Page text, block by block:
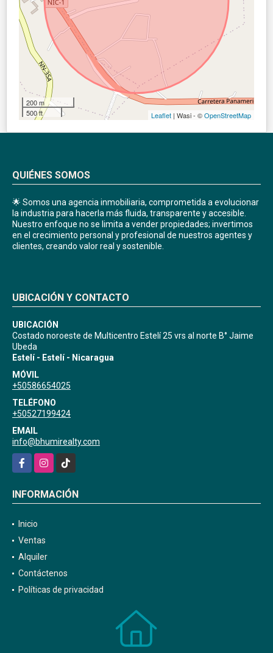
200 m
500 ft
Leaflet | Wasi - ©OpenStreetMap
QUIÉNES SOMOS
🌟 Somos una agencia inmobiliaria, comprometida a evolucionar
la industria para hacerla más fluida, transparente y accesible.
Nuestro enfoque no se limita a vender propiedades; invertimos
en el crecimiento personal y profesional de nuestros agentes y
clientes, creando valor real y sostenible.
UBICACIÓN Y CONTACTO
UBICACIÓN
Costado noroeste de Multicentro Estelí 25 vrs al norte B° Jaime
Ubeda
Estelí - Estelí - Nicaragua
MÓVIL
+50586654025
TELÉFONO
+50527199424
EMAIL
info@bhumirealty.com
FacebookInstagramTikTok
INFORMACIÓN
Inicio
Ventas
Alquiler
Contáctenos
Políticas de privacidad